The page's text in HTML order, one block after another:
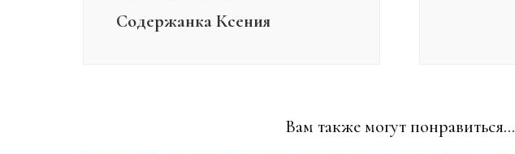
Содержанка Ксения
Вам также могут понравиться...